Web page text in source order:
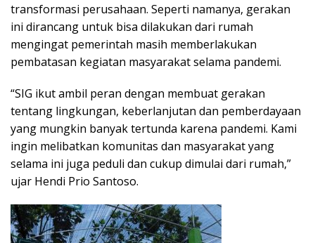
transformasi perusahaan. Seperti namanya, gerakan
ini dirancang untuk bisa dilakukan dari rumah
mengingat pemerintah masih memberlakukan
pembatasan kegiatan masyarakat selama pandemi.
“SIG ikut ambil peran dengan membuat gerakan
tentang lingkungan, keberlanjutan dan pemberdayaan
yang mungkin banyak tertunda karena pandemi. Kami
ingin melibatkan komunitas dan masyarakat yang
selama ini juga peduli dan cukup dimulai dari rumah,”
ujar Hendi Prio Santoso.